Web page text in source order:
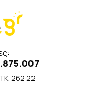
262 22